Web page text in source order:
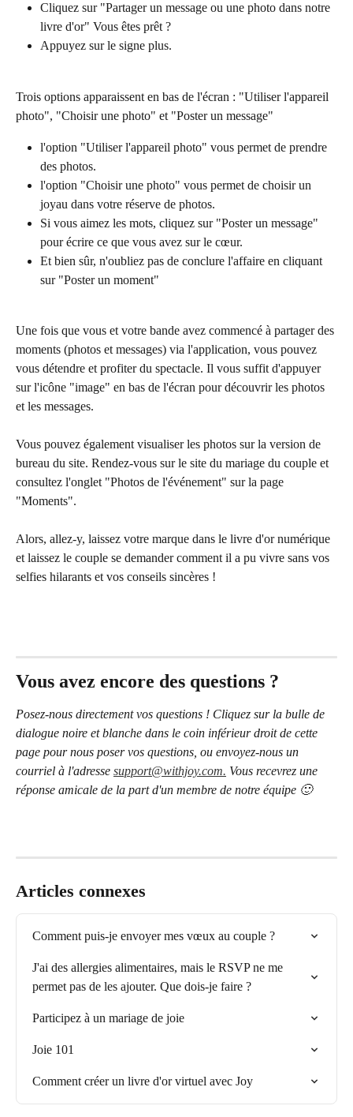
Cliquez sur "Partager un message ou une photo dans notre
livre d'or" Vous êtes prêt ?
Appuyez sur le signe plus.
Trois options apparaissent en bas de l'écran : "Utiliser l'appareil
photo", "Choisir une photo" et "Poster un message"
l'option "Utiliser l'appareil photo" vous permet de prendre
des photos.
l'option "Choisir une photo" vous permet de choisir un
joyau dans votre réserve de photos.
Si vous aimez les mots, cliquez sur "Poster un message"
pour écrire ce que vous avez sur le cœur.
Et bien sûr, n'oubliez pas de conclure l'affaire en cliquant
sur "Poster un moment"
Une fois que vous et votre bande avez commencé à partager des
moments (photos et messages) via l'application, vous pouvez
vous détendre et profiter du spectacle. Il vous suffit d'appuyer
sur l'icône "image" en bas de l'écran pour découvrir les photos
et les messages.
Vous pouvez également visualiser les photos sur la version de
bureau du site. Rendez-vous sur le site du mariage du couple et
consultez l'onglet "Photos de l'événement" sur la page
"Moments".
Alors, allez-y, laissez votre marque dans le livre d'or numérique
et laissez le couple se demander comment il a pu vivre sans vos
selfies hilarants et vos conseils sincères !
Vous avez encore des questions ?
Posez-nous directement vos questions ! Cliquez sur la bulle de
dialogue noire et blanche dans le coin inférieur droit de cette
page pour nous poser vos questions, ou envoyez-nous un
courriel à l'adresse support@withjoy.com. Vous recevrez une
réponse amicale de la part d'un membre de notre équipe 🙂
Articles connexes
Comment puis-je envoyer mes vœux au couple ?
J'ai des allergies alimentaires, mais le RSVP ne me
permet pas de les ajouter. Que dois-je faire ?
Participez à un mariage de joie
Joie 101
Comment créer un livre d'or virtuel avec Joy